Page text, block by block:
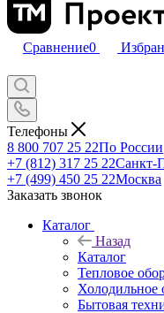
Сравнение0
Телефоны
8 800 707 25 22По России
+7 (812) 317 25 22Санкт-
+7 (499) 450 25 22Москва
Заказать звонок
Каталог
Назад
Каталог
Тепловое
Холодильное
Бытовая